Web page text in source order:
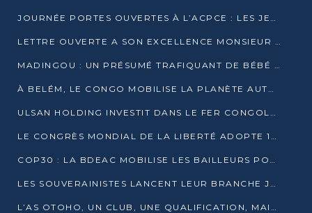
JOURNÉE PORTES OUVERTES À L’ACPCE : LES JEUNES EN IMMERSION DANS L’ENTREPRISE
LETTRE OUVERTE A SON EXCELLENCE MONSIEUR DENIS SASSOU NGUESSO, PRESIDENT DE LAREPUBLIQUE DU CONGO
MADINGOU : UN PRÉSUMÉ TRAFIQUANT DE BÉBÉ CHIMPANZÉ FIXÉ SUR SON SORT LE 20 NOVEMBRE
À BELÉM, LE CONGO MOBILISE LA PLANÈTE AUTOUR DU FONDS BLEU POUR LE BASSIN DU CONGO
ULSAN HOLDING INVESTIT DANS LE FER CONGOLAIS
LE CONGRÈS MONDIAL DE LA LIBERTÉ ADOPTE 14 RÉSOLUTIONS HISTORIQUES
COP30 : LA BDEAC MOBILISE LES BAILLEURS POUR LE FONDS BLEU DU BASSIN DU CONGO
LES SOUVERAINISTES LANCENT LEUR BRANCHE JEUNE À BRAZZAVILLE
L’AS OTOHO, UN CLUB, UNE QUALIFICATION, MAIS ENCORE DES DOUTES